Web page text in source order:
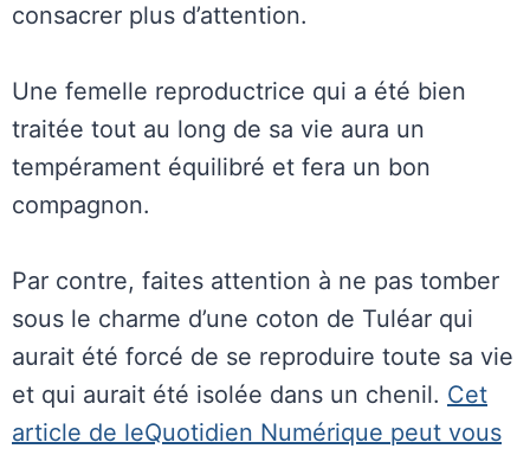
consacrer plus d’attention.
Une femelle reproductrice qui a été bien
traitée tout au long de sa vie aura un
tempérament équilibré et fera un bon
compagnon.
Par contre, faites attention à ne pas tomber
sous le charme d’une coton de Tuléar qui
aurait été forcé de se reproduire toute sa vie
et qui aurait été isolée dans un chenil. Cet
article de leQuotidien Numérique peut vous